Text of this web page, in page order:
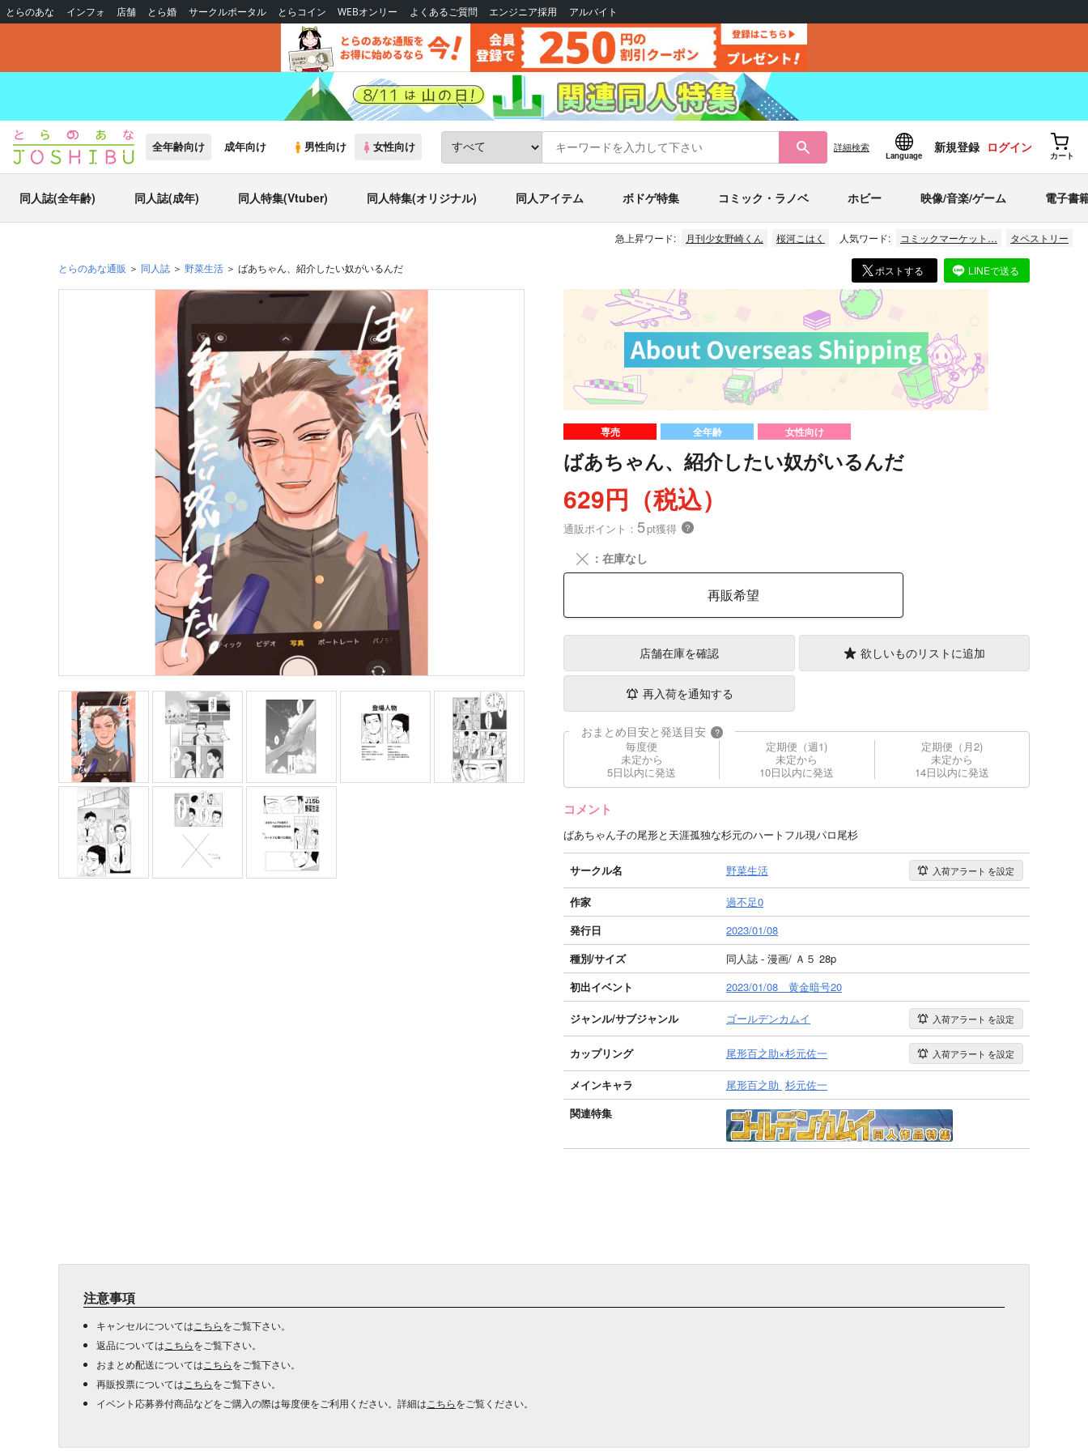
とらのあな インフォ 店舗 とら婚 サークルポータル とらコイン WEBオンリー よくあるご質問 エンジニア採用 アルバイト
全年齢向け 成年向け 男性向け 女性向け 詳細検索
Language
新規登録 ログイン
カート
同人誌(全年齢) 同人誌(成年) 同人特集(Vtuber) 同人特集(オリジナル) 同人アイテム ボドゲ特集 コミック・ラノベ ホビー 映像/音楽/ゲーム 電子書
急上昇ワード: 月刊少女野崎くん 桜河こはく 人気ワード: コミックマーケット… タペストリー
とらのあな通販 同人誌 野菜生活 ばあちゃん、紹介したい奴がいるんだ ポストする LINEで送る
専売 全年齢 女性向け
ばあちゃん、紹介したい奴がいるんだ
629円（税込）
通販ポイント： 5pt獲得 ？
╳ ：在庫なし
再販希望
店舗在庫を確認 欲しいものリストに追加
再入荷を通知する
おまとめ目安と発送目安 ?
毎度便
未定から
5日以内に発送
定期便（週1)
未定から
10日以内に発送
定期便（月2)
未定から
14日以内に発送
コメント
ばあちゃん子の尾形と天涯孤独な杉元のハートフル現パロ尾杉
サークル名 野菜生活 入荷アラート を設定
作家
過不足0
発行日
2023/01/08
種別/サイズ
同人誌 - 漫画/ Ａ５ 28p
初出イベント
2023/01/08 黄金暗号20
ジャンル/サブジャンル ゴールデンカムイ 入荷アラート を設定
カップリング 尾形百之助×杉元佐一 入荷アラート を設定
メインキャラ 尾形百之助 杉元佐一
関連特集
注意事項
キャンセルについては こちらをご覧下さい。
返品については こちらをご覧下さい。
おまとめ配送については こちらをご覧下さい。
再販投票については こちらをご覧下さい。
イベント応募券付商品などをご購入の際は毎度便をご利用ください。詳細は こちらをご覧ください。